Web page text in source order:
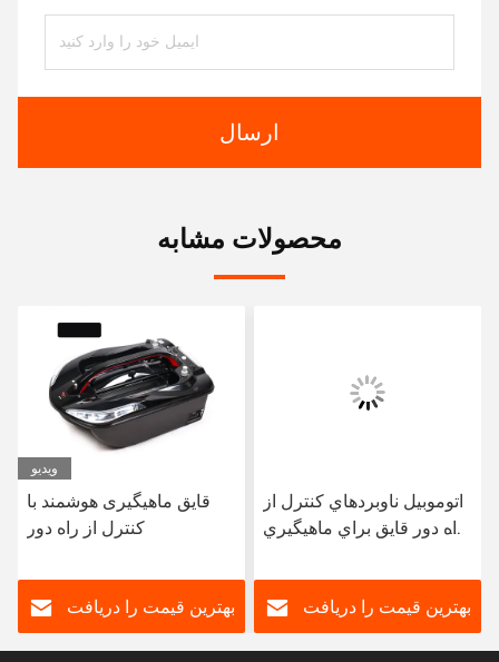
ارسال
محصولات مشابه
ویدیو
قایق ماهیگیری هوشمند با
کنترل از راه دور
بهترین قیمت را دریافت
اتوموبيل ناوبردهاي کنترل از
راه دور قایق براي ماهيگيري
ماهيگيري
بهترین قیمت را دریافت